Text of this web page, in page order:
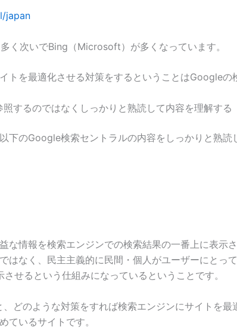
japan
く次いでBing（Microsoft）が多くなっています。
を最適化させる対策をするということはGoogleの
するのではなくしっかりと熟読して内容を理解する
下のGoogle検索セントラルの内容をしっかりと熟
情報を検索エンジンでの検索結果の一番上に表示
はなく、民主主義的に民間・個人がユーザーにとっ
せるという仕組みになっているということです。
どのような対策をすれば検索エンジンにサイトを
ているサイトです。